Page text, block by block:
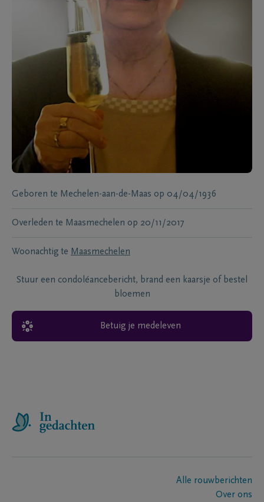
Geboren te Mechelen-aan-de-Maas op 04/04/1936
Overleden te Maasmechelen op 20/11/2017
Woonachtig te Maasmechelen
Stuur een condoléancebericht, brand een kaarsje of bestel
bloemen
Betuig je medeleven
Alle rouwberichten
Over ons